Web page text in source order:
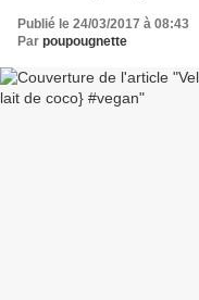
Publié le 24/03/2017 à 08:43
Par poupougnette